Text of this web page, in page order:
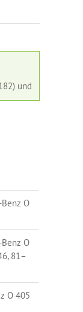
(Nr. 98) der
O
O
81–
O 405